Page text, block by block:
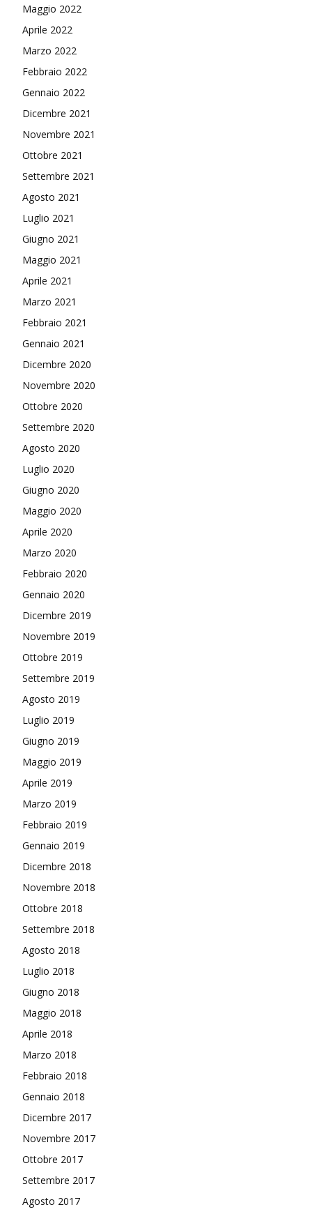
Maggio 2022
Aprile 2022
Marzo 2022
Febbraio 2022
Gennaio 2022
Dicembre 2021
Novembre 2021
Ottobre 2021
Settembre 2021
Agosto 2021
Luglio 2021
Giugno 2021
Maggio 2021
Aprile 2021
Marzo 2021
Febbraio 2021
Gennaio 2021
Dicembre 2020
Novembre 2020
Ottobre 2020
Settembre 2020
Agosto 2020
Luglio 2020
Giugno 2020
Maggio 2020
Aprile 2020
Marzo 2020
Febbraio 2020
Gennaio 2020
Dicembre 2019
Novembre 2019
Ottobre 2019
Settembre 2019
Agosto 2019
Luglio 2019
Giugno 2019
Maggio 2019
Aprile 2019
Marzo 2019
Febbraio 2019
Gennaio 2019
Dicembre 2018
Novembre 2018
Ottobre 2018
Settembre 2018
Agosto 2018
Luglio 2018
Giugno 2018
Maggio 2018
Aprile 2018
Marzo 2018
Febbraio 2018
Gennaio 2018
Dicembre 2017
Novembre 2017
Ottobre 2017
Settembre 2017
Agosto 2017